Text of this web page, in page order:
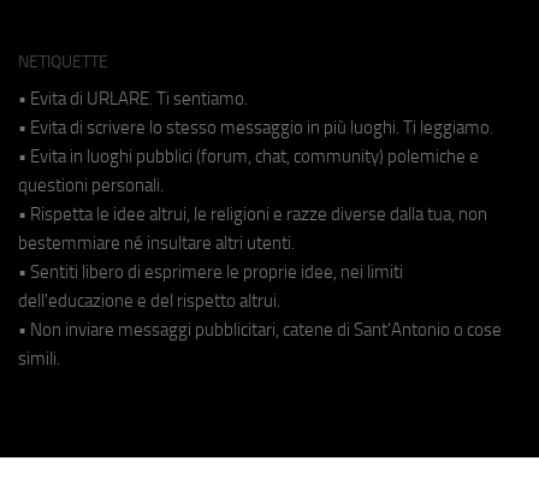
NETIQUETTE
• Evita di URLARE. Ti sentiamo.
• Evita di scrivere lo stesso messaggio in più luoghi. Ti leggiamo.
• Evita in luoghi pubblici (forum, chat, community) polemiche e
questioni personali.
• Rispetta le idee altrui, le religioni e razze diverse dalla tua, non
bestemmiare né insultare altri utenti.
• Sentiti libero di esprimere le proprie idee, nei limiti
dell'educazione e del rispetto altrui.
• Non inviare messaggi pubblicitari, catene di Sant'Antonio o cose
simili.